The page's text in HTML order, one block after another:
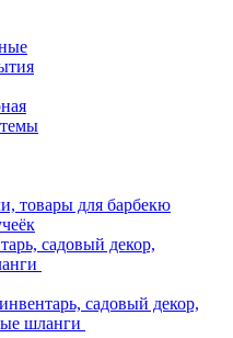
товары для барбекю
садовый декор,
садовый декор,
шланги